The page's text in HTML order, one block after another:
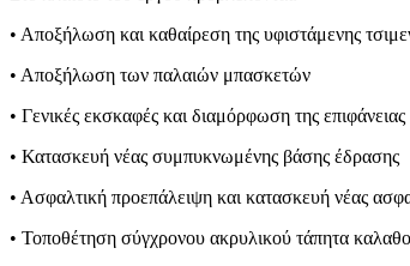
• Αποξήλωση και καθαίρεση της υφιστάμενης
• Αποξήλωση των παλαιών μπασκετών
• Γενικές εκσκαφές και διαμόρφωση της επιφάνειας
• Κατασκευή νέας συμπυκνωμένης βάσης έδρασης
• Ασφαλτική προεπάλειψη και κατασκευή νέας
• Τοποθέτηση σύγχρονου ακρυλικού τάπητα